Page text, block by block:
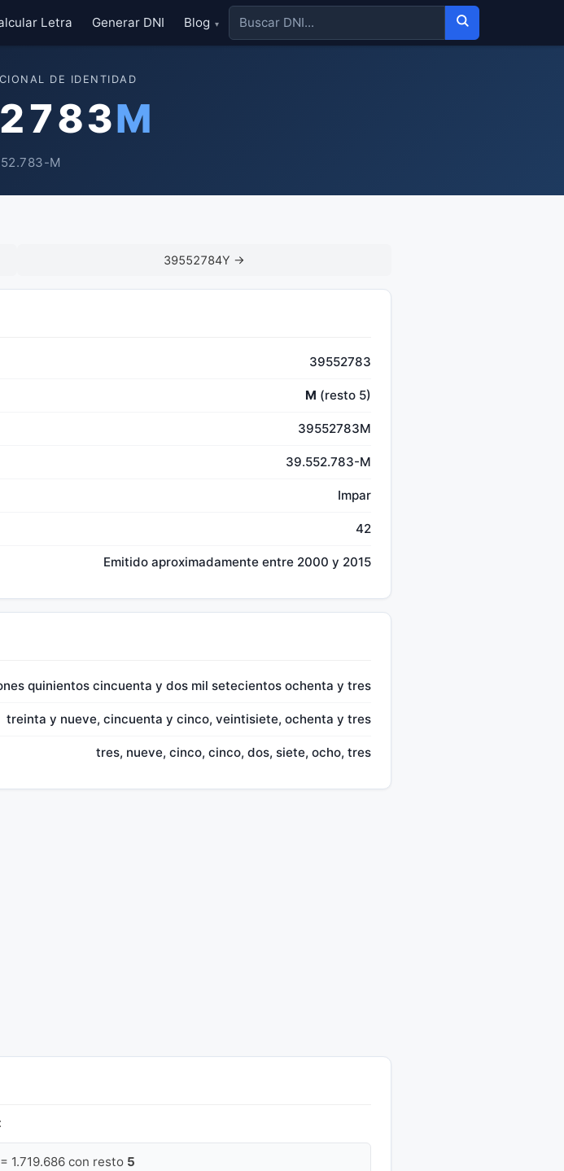
Letra Generar DNI Blog ▾
DE IDENTIDAD
M
M
39552784Y →
39552783
M (resto 5)
39552783M
39.552.783-M
Impar
42
Emitido aproximadamente entre 2000 y 2015
quinientos cincuenta y dos mil setecientos ochenta y tres
treinta y nueve, cincuenta y cinco, veintisiete, ochenta y tres
tres, nueve, cinco, cinco, dos, siete, ocho, tres
1.719.686 con resto 5